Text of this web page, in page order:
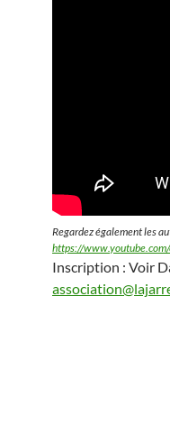
Regardez également les
https://www.youtube.com/
Inscription : Voir